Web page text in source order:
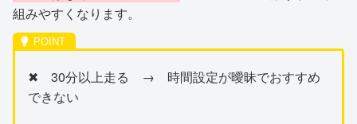
組みやすくなります。
✖ 30分以上走る → 時間設定が曖昧でおすすめ
できない